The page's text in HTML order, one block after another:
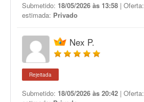
Submetido: 18/05/2026 às 13:58 | Oferta:
estimada: Privado
Nex P.
Rejeitada
Submetido: 18/05/2026 às 20:42 | Oferta: